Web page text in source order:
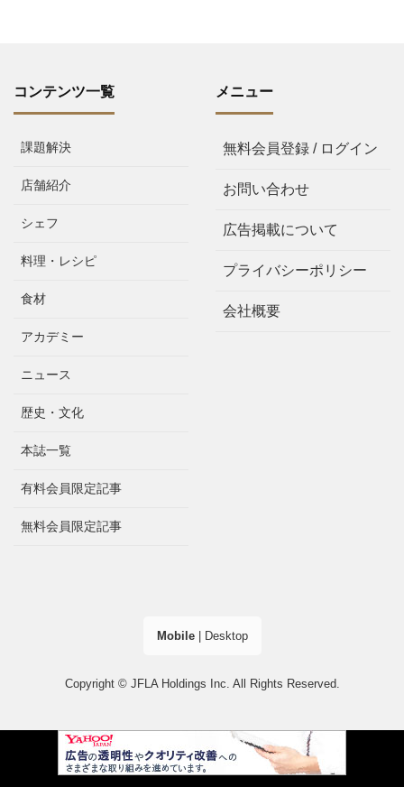
コンテンツ一覧
課題解決
店舗紹介
シェフ
料理・レシピ
食材
アカデミー
ニュース
歴史・文化
本誌一覧
有料会員限定記事
無料会員限定記事
メニュー
無料会員登録 / ログイン
お問い合わせ
広告掲載について
プライバシーポリシー
会社概要
Mobile| Desktop
Copyright © JFLA Holdings Inc. All Rights Reserved.